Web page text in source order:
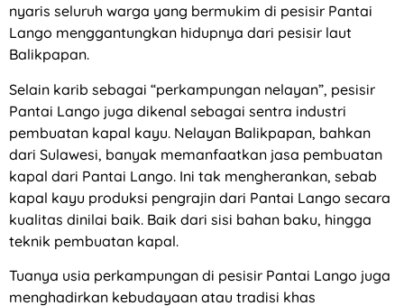
nyaris seluruh warga yang bermukim di pesisir Pantai
Lango menggantungkan hidupnya dari pesisir laut
Balikpapan.
Selain karib sebagai “perkampungan nelayan”, pesisir
Pantai Lango juga dikenal sebagai sentra industri
pembuatan kapal kayu. Nelayan Balikpapan, bahkan
dari Sulawesi, banyak memanfaatkan jasa pembuatan
kapal dari Pantai Lango. Ini tak mengherankan, sebab
kapal kayu produksi pengrajin dari Pantai Lango secara
kualitas dinilai baik. Baik dari sisi bahan baku, hingga
teknik pembuatan kapal.
Tuanya usia perkampungan di pesisir Pantai Lango juga
menghadirkan kebudayaan atau tradisi khas